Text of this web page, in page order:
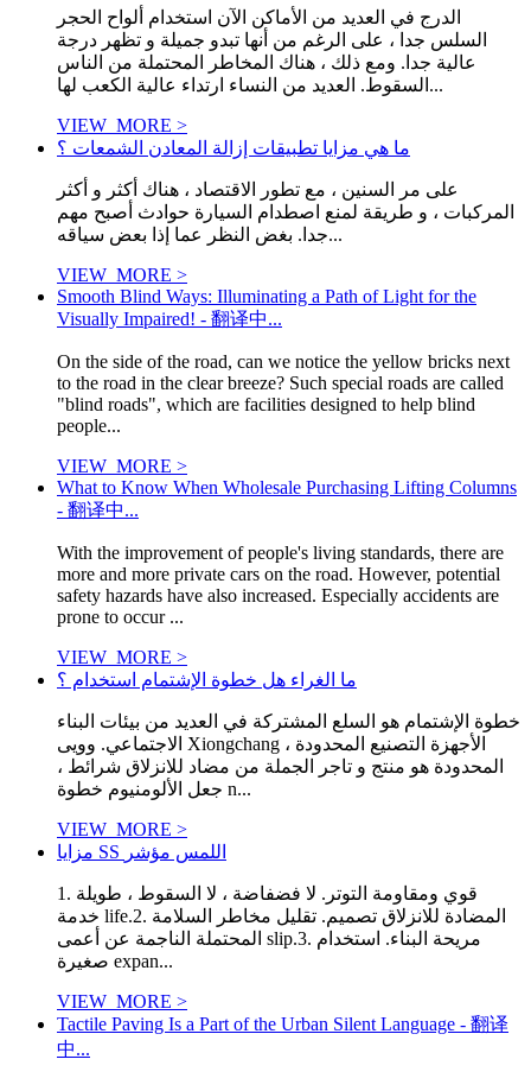
الدرج في العديد من الأماكن الآن استخدام ألواح الحجر
السلس جدا ، على الرغم من أنها تبدو جميلة و تظهر درجة
عالية جدا. ومع ذلك ، هناك المخاطر المحتملة من الناس
السقوط. العديد من النساء ارتداء عالية الكعب لها...
VIEW_MORE >
ما هي مزايا تطبيقات إزالة المعادن الشمعات ؟
على مر السنين ، مع تطور الاقتصاد ، هناك أكثر و أكثر
المركبات ، و طريقة لمنع اصطدام السيارة حوادث أصبح مهم
جدا. بغض النظر عما إذا بعض سياقه...
VIEW_MORE >
Smooth Blind Ways: Illuminating a Path of Light for the
Visually Impaired! - 翻译中...
On the side of the road, can we notice the yellow bricks next
to the road in the clear breeze? Such special roads are called
"blind roads", which are facilities designed to help blind
people...
VIEW_MORE >
What to Know When Wholesale Purchasing Lifting Columns
- 翻译中...
With the improvement of people's living standards, there are
more and more private cars on the road. However, potential
safety hazards have also increased. Especially accidents are
prone to occur ...
VIEW_MORE >
ما الغراء هل خطوة الإشتمام استخدام ؟
خطوة الإشتمام هو السلع المشتركة في العديد من بيئات البناء
الاجتماعي. وويى Xiongchang الأجهزة التصنيع المحدودة ،
المحدودة هو منتج و تاجر الجملة من مضاد للانزلاق شرائط ،
جعل الألومنيوم خطوة n...
VIEW_MORE >
مزايا SS اللمس مؤشر
1. قوي ومقاومة التوتر. لا فضفاضة ، لا السقوط ، طويلة
خدمة life.2. المضادة للانزلاق تصميم. تقليل مخاطر السلامة
المحتملة الناجمة عن أعمى slip.3. مريحة البناء. استخدام
صغيرة expan...
VIEW_MORE >
Tactile Paving Is a Part of the Urban Silent Language - 翻译
中...